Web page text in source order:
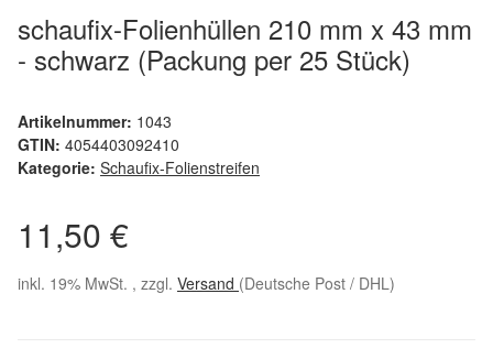
schaufix-Folienhüllen 210 mm x 43 mm
- schwarz (Packung per 25 Stück)
Artikelnummer: 1043
GTIN: 4054403092410
Kategorie: Schaufix-Folienstreifen
11,50 €
inkl. 19% MwSt. , zzgl. Versand (Deutsche Post / DHL)